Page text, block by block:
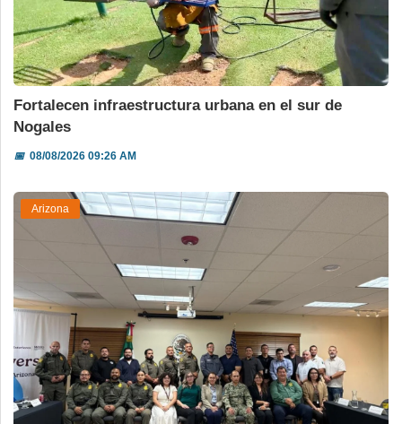
Fortalecen infraestructura urbana en el sur de
Nogales
📅08/08/2026 09:26 AM
Arizona